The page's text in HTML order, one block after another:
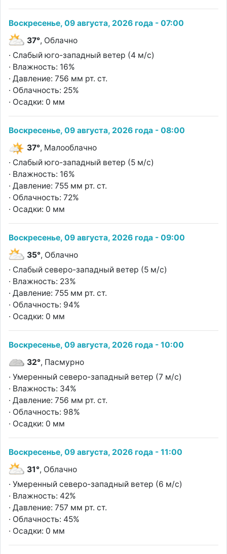
Воскресенье, 09 августа, 2026 года - 07:00
37°, Облачно
· Слабый юго-западный ветер (4 м/с)
· Влажность: 16%
· Давление: 756 мм рт. ст.
· Облачность: 25%
· Осадки: 0 мм
Воскресенье, 09 августа, 2026 года - 08:00
37°, Малооблачно
· Слабый юго-западный ветер (5 м/с)
· Влажность: 16%
· Давление: 755 мм рт. ст.
· Облачность: 72%
· Осадки: 0 мм
Воскресенье, 09 августа, 2026 года - 09:00
35°, Облачно
· Слабый северо-западный ветер (5 м/с)
· Влажность: 23%
· Давление: 755 мм рт. ст.
· Облачность: 94%
· Осадки: 0 мм
Воскресенье, 09 августа, 2026 года - 10:00
32°, Пасмурно
· Умеренный северо-западный ветер (7 м/с)
· Влажность: 34%
· Давление: 756 мм рт. ст.
· Облачность: 98%
· Осадки: 0 мм
Воскресенье, 09 августа, 2026 года - 11:00
31°, Облачно
· Умеренный северо-западный ветер (6 м/с)
· Влажность: 42%
· Давление: 757 мм рт. ст.
· Облачность: 45%
· Осадки: 0 мм